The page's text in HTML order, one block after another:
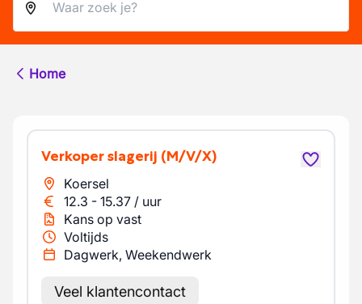
Home
Verkoper slagerij (M/V/X)
Koersel
12.3 - 15.37 / uur
Kans op vast
Voltijds
Dagwerk, Weekendwerk
Veel klantencontact